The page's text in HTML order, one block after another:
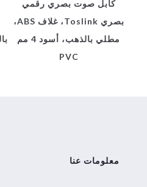
كابل صوت بصري رقمي
بصري Toslink، غلاف ABS،
مطلي بالذهب، أسود 4 مم
PVC
معلومات عنا